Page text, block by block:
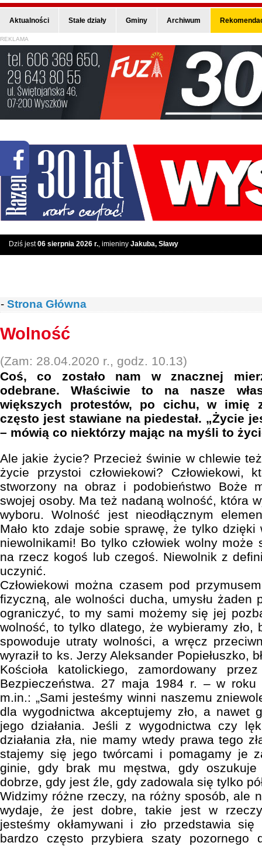
Aktualności Stałe działy Gminy Archiwum
REKLAMA
Dziś jest06 sierpnia 2026 r., imieniny Jakuba, Sławy
- Strona Główna
Wolność
(Zam: 28.04.2020 r., godz. 10.13)
Coś, co zostało nam w znacznej
odebrane. Właściwie to na nasze
większych protestów, po cichu, w imię
często jest stawiane na piedestał. „Życie
– mówią co niektórzy mając na myśli to
Ale jakie życie? Przecież świnie w chlewie
życie przystoi człowiekowi? Człowiekowi,
stworzony na obraz i podobieństwo Boże
swojej osoby. Ma też nadaną wolność, która
wyboru. Wolność jest nieodłącznym
Mało kto zdaje sobie sprawę, że tylko
niewolnikami! Bo tylko człowiek wolny
na rzecz kogoś lub czegoś. Niewolnik z
uczynić.
Człowiekowi można czasem pod
fizyczną, ale wolności ducha, umysłu żaden
ograniczyć, to my sami możemy się jej
wolność, to tylko dlatego, że wybieramy zło,
spowoduje utraty wolności, a wręcz
wyraził to ks. Jerzy Aleksander Popiełuszko,
Kościoła katolickiego, zamordowany
Bezpieczeństwa. 27 maja 1984 r. – w roku
m.in.: „Sami jesteśmy winni naszemu
dla wygodnictwa akceptujemy zło, a nawet
jego działania. Jeśli z wygodnictwa czy
działania zła, nie mamy wtedy prawa tego
stajemy się jego twórcami i pomagamy je
ginie, gdy brak mu męstwa, gdy
dobrze, gdy jest źle, gdy zadowala się tylko
Widzimy różne rzeczy, na różny sposób, ale
wydaje, że jest dobre, takie jest w
jesteśmy okłamywani i zło przedstawia
bardzo często przybiera szaty pozornego